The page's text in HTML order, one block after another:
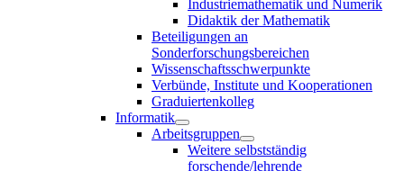
Industriemathematik und Numerik
Didaktik der Mathematik
Beteiligungen an
Sonderforschungsbereichen
Wissenschaftsschwerpunkte
Verbünde, Institute und Kooperationen
Graduiertenkolleg
Informatik
Arbeitsgruppen
Weitere selbstständig
forschende/lehrende